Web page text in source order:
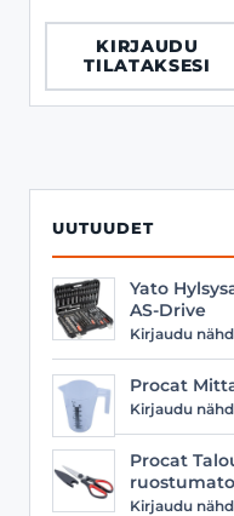
UUTUUDET
Yato
AS-Drive
Kirjaudu
Procat
Kirjaudu
Procat
Kirjaudu
KIRJAUDU
TILATAKSESI